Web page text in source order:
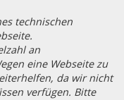
technischen
an
eine Webseite zu
da wir nicht
verfügen. Bitte